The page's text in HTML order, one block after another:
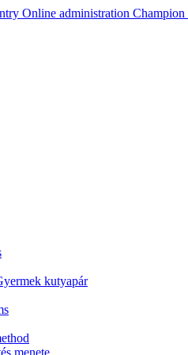
Online administration Champion
kutyapár
menete